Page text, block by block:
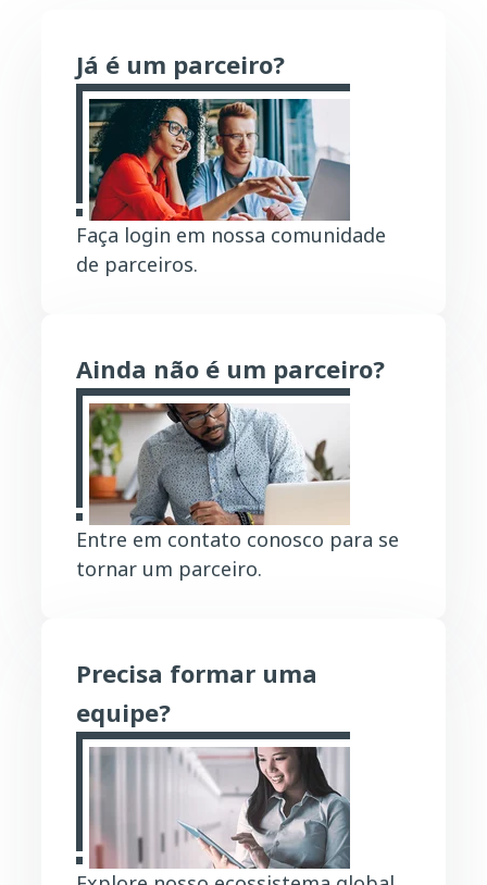
Já é um parceiro?
Faça login em nossa comunidade
de parceiros.
Ainda não é um parceiro?
Entre em contato conosco para se
tornar um parceiro.
Precisa formar uma
equipe?